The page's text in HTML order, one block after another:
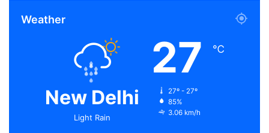
Weather
New Delhi
Light Rain
27 ℃
27º - 27º
85%
3.06 km/h